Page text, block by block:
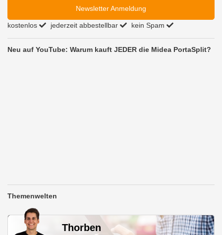
Newsletter Anmeldung
kostenlos jederzeit abbestellbar kein Spam
Neu auf YouTube: Warum kauft JEDER die Midea PortaSplit?
Themenwelten
Thorben